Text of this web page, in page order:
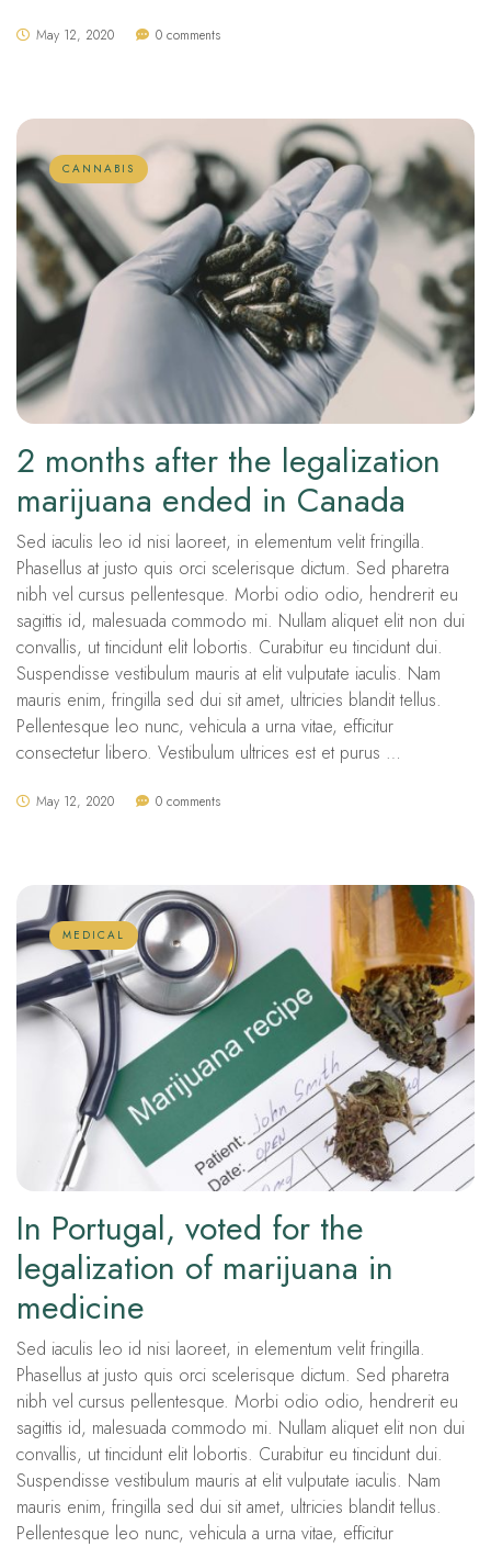
May 12, 2020 0 comments
CANNABIS
2 months after the legalization
marijuana ended in Canada
Sed iaculis leo id nisi laoreet, in elementum velit fringilla.
Phasellus at justo quis orci scelerisque dictum. Sed pharetra
nibh vel cursus pellentesque. Morbi odio odio, hendrerit eu
sagittis id, malesuada commodo mi. Nullam aliquet elit non dui
convallis, ut tincidunt elit lobortis. Curabitur eu tincidunt dui.
Suspendisse vestibulum mauris at elit vulputate iaculis. Nam
mauris enim, fringilla sed dui sit amet, ultricies blandit tellus.
Pellentesque leo nunc, vehicula a urna vitae, efficitur
consectetur libero. Vestibulum ultrices est et purus …
May 12, 2020 0 comments
MEDICAL
In Portugal, voted for the
legalization of marijuana in
medicine
Sed iaculis leo id nisi laoreet, in elementum velit fringilla.
Phasellus at justo quis orci scelerisque dictum. Sed pharetra
nibh vel cursus pellentesque. Morbi odio odio, hendrerit eu
sagittis id, malesuada commodo mi. Nullam aliquet elit non dui
convallis, ut tincidunt elit lobortis. Curabitur eu tincidunt dui.
Suspendisse vestibulum mauris at elit vulputate iaculis. Nam
mauris enim, fringilla sed dui sit amet, ultricies blandit tellus.
Pellentesque leo nunc, vehicula a urna vitae, efficitur